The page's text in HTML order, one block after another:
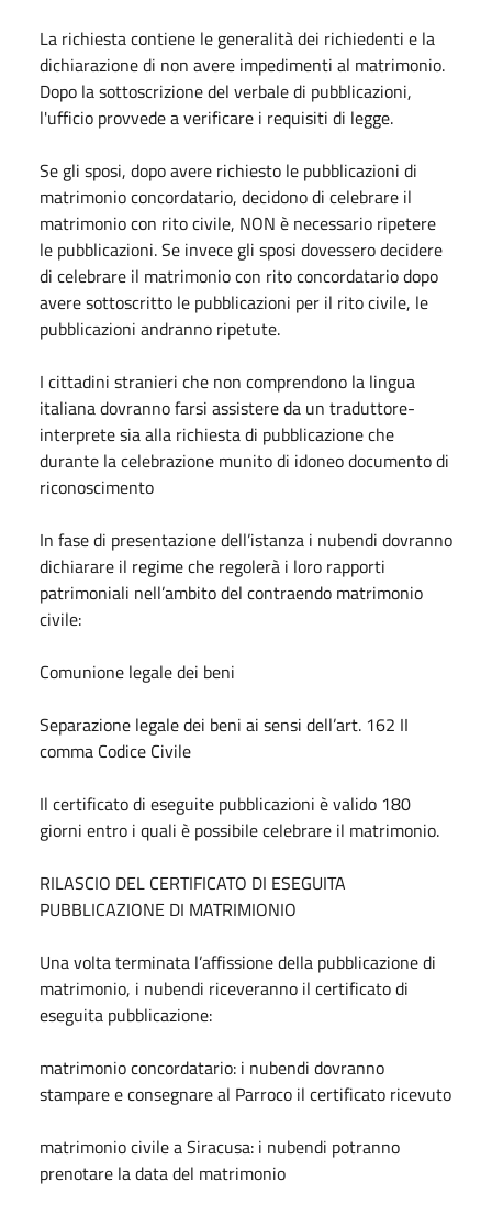
La richiesta contiene le generalità dei richiedenti e la
dichiarazione di non avere impedimenti al matrimonio.
Dopo la sottoscrizione del verbale di pubblicazioni,
l'ufficio provvede a verificare i requisiti di legge.
Se gli sposi, dopo avere richiesto le pubblicazioni di
matrimonio concordatario, decidono di celebrare il
matrimonio con rito civile, NON è necessario ripetere
le pubblicazioni. Se invece gli sposi dovessero decidere
di celebrare il matrimonio con rito concordatario dopo
avere sottoscritto le pubblicazioni per il rito civile, le
pubblicazioni andranno ripetute.
I cittadini stranieri che non comprendono la lingua
italiana dovranno farsi assistere da un traduttore-
interprete sia alla richiesta di pubblicazione che
durante la celebrazione munito di idoneo documento di
riconoscimento
In fase di presentazione dell’istanza i nubendi dovranno
dichiarare il regime che regolerà i loro rapporti
patrimoniali nell’ambito del contraendo matrimonio
civile:
Comunione legale dei beni
Separazione legale dei beni ai sensi dell’art. 162 II
comma Codice Civile
Il certificato di eseguite pubblicazioni è valido 180
giorni entro i quali è possibile celebrare il matrimonio.
RILASCIO DEL CERTIFICATO DI ESEGUITA
PUBBLICAZIONE DI MATRIMIONIO
Una volta terminata l’affissione della pubblicazione di
matrimonio, i nubendi riceveranno il certificato di
eseguita pubblicazione:
matrimonio concordatario: i nubendi dovranno
stampare e consegnare al Parroco il certificato ricevuto
matrimonio civile a Siracusa: i nubendi potranno
prenotare la data del matrimonio